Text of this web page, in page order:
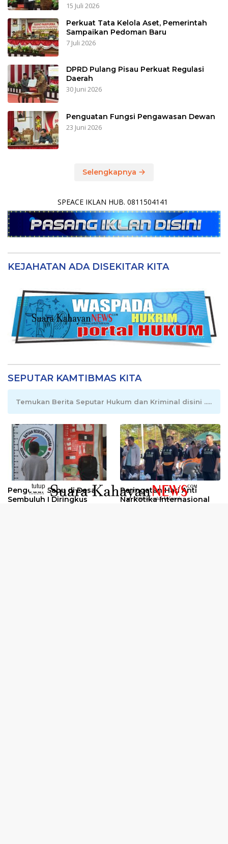
15 Juli 2026
Perkuat Tata Kelola Aset, Pemerintah
Sampaikan Pedoman Baru
7 Juli 2026
DPRD Pulang Pisau Perkuat Regulasi
Daerah
30 Juni 2026
Penguatan Fungsi Pengawasan Dewan
23 Juni 2026
Selengkapnya
SPEACE IKLAN HUB. 0811504141
KEJAHATAN ADA DISEKITAR KITA
SEPUTAR KAMTIBMAS KITA
Temukan Berita Seputar Hukum dan Kriminal disini .....
Pengedar Sabu di Desa
Sembuluh I Diringkus
Peringatan Hari Anti
Narkotika Internasional
tutup
..........